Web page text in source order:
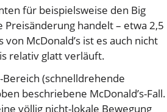
für beispielsweise den Big
handelt – etwa 2,5
McDonald’s ist es auch nicht
relativ glatt verläuft.
(schnelldrehende
beschriebene McDonald’s-Fall.
völlig nicht-lokale Bewegung